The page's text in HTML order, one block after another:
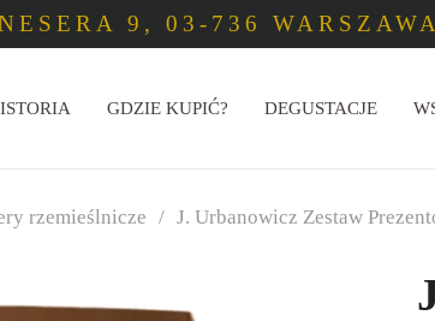
9, 03-736 WARSZAWA
GDZIE KUPIĆ? DEGUSTACJE
rzemieślnicze / J. Urbanowicz Zestaw